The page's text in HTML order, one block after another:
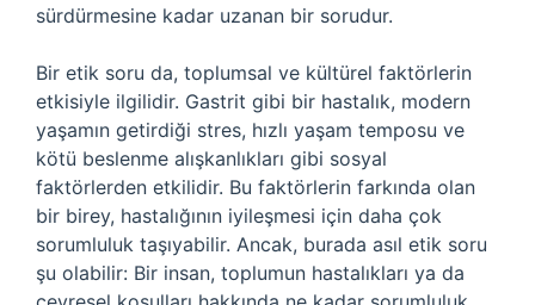
sürdürmesine kadar uzanan bir sorudur.
Bir etik soru da, toplumsal ve kültürel faktörlerin
etkisiyle ilgilidir. Gastrit gibi bir hastalık, modern
yaşamın getirdiği stres, hızlı yaşam temposu ve
kötü beslenme alışkanlıkları gibi sosyal
faktörlerden etkilidir. Bu faktörlerin farkında olan
bir birey, hastalığının iyileşmesi için daha çok
sorumluluk taşıyabilir. Ancak, burada asıl etik soru
şu olabilir: Bir insan, toplumun hastalıkları ya da